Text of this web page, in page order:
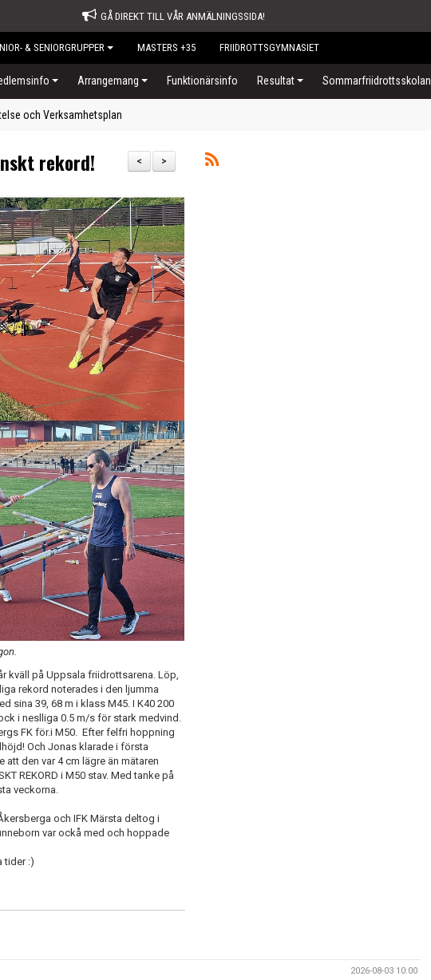
GÅ DIREKT TILL VÅR ANMÄLNINGSSIDA!
& SENIORGRUPPER MASTERS +35 FRIIDROTTSGYMNASIET
Arrangemang Funktionärsinfo Resultat Sommarfriidrottsskolan
och Verksamhetsplan
>
<
rekord!
kväll på Uppsala friidrottsarena. Löp,
rekord noterades i den ljumma
sina 39, 68 m i klass M45. I K40 200
i neslliga 0.5 m/s för stark medvind.
FK för.i M50. Efter felfri hoppning
Och Jonas klarade i första
den var 4 cm lägre än mätaren
REKORD i M50 stav. Med tanke på
veckorna.
och IFK Märsta deltog i
var ockå med och hoppade
tider :)
2026-08-03 10:00